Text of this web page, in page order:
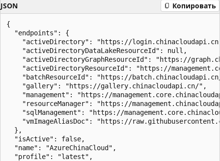
JSON Копировать
{
  "endpoints": {
"activeDirectory": "https://
    "activeDirectoryDataLakeResourceId": null,
"activeDirectoryGraphResourceId": "https://
"activeDirectoryResourceId": "https://
"batchResourceId": "https://
    "gallery": "https://gallery.chinacloudapi.cn/",
"management": "https://
"resourceManager": "https://
"sqlManagement": "https://
"vmImageAliasDoc": "https://
  },
  "isActive": false,
  "name": "AzureChinaCloud",
  "profile": "latest",